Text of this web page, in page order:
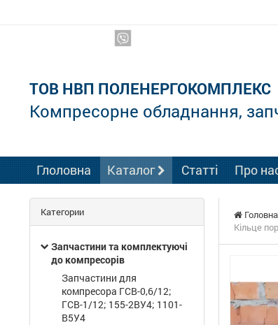
ТОВ НВП ПОЛЕНЕРГОКОМПЛЕКС
Компресорне обладнання,
Глоловна Каталог Статті Про
Головна
Кільце
Категории
Запчастини та комплектуючі
до компресорів
Запчастини для
компресора ГСВ-0,6/12;
ГСВ-1/12; 155-2ВУ4; 1101-
В5У4